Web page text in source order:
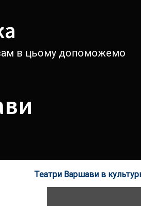
вам в цьому допоможемо
Театри Варшави в